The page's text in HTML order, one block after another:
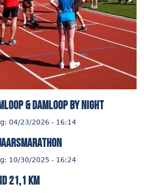
& Damloop by night
04/23/2026 - 16:14
10/30/2025 - 16:24
21,1 km